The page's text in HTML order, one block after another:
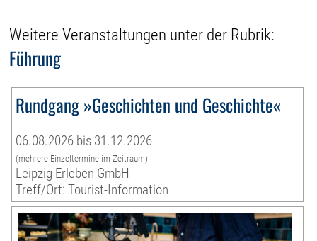
Weitere Veranstaltungen unter der Rubrik:
Führung
Rundgang »Geschichten und Geschichte«
06.08.2026 bis 31.12.2026
(mehrere Einzeltermine im Zeitraum)
Leipzig Erleben GmbH
Treff/Ort: Tourist-Information